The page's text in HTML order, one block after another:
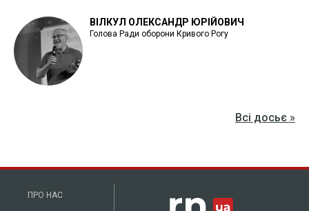
ВІЛКУЛ ОЛЕКСАНДР ЮРІЙОВИЧ
Голова Ради оборони Кривого Рогу
Всі досьє »
ПРО НАС